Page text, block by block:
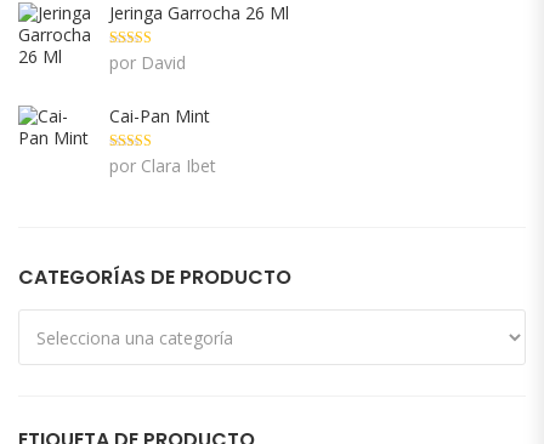
Jeringa Garrocha 26 Ml
Valorado con
5 de 5
por David
Cai-Pan Mint
Valorado con
5 de 5
por Clara Ibet
CATEGORÍAS DE PRODUCTO